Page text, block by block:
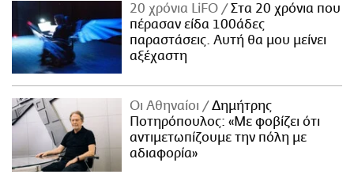
20 χρόνια LiFO
Στα 20 χρόνια που
πέρασαν είδα 100άδες
παραστάσεις. Αυτή θα μου μείνει
αξέχαστη
Οι Αθηναίοι
Δημήτρης
Ποτηρόπουλος: «Με φοβίζει ότι
αντιμετωπίζουμε την πόλη με
αδιαφορία»